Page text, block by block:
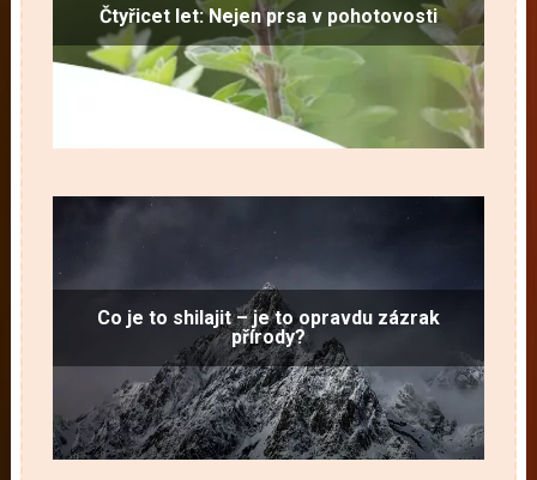
Čtyřicet let: Nejen prsa v pohotovosti
Co je to shilajit – je to opravdu zázrak
přírody?